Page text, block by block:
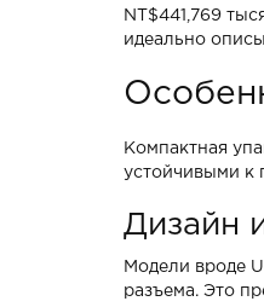
NT$441,769
идеально
Компактная
устойчивыми к
Дизайн
Модели вроде
разъема. Это